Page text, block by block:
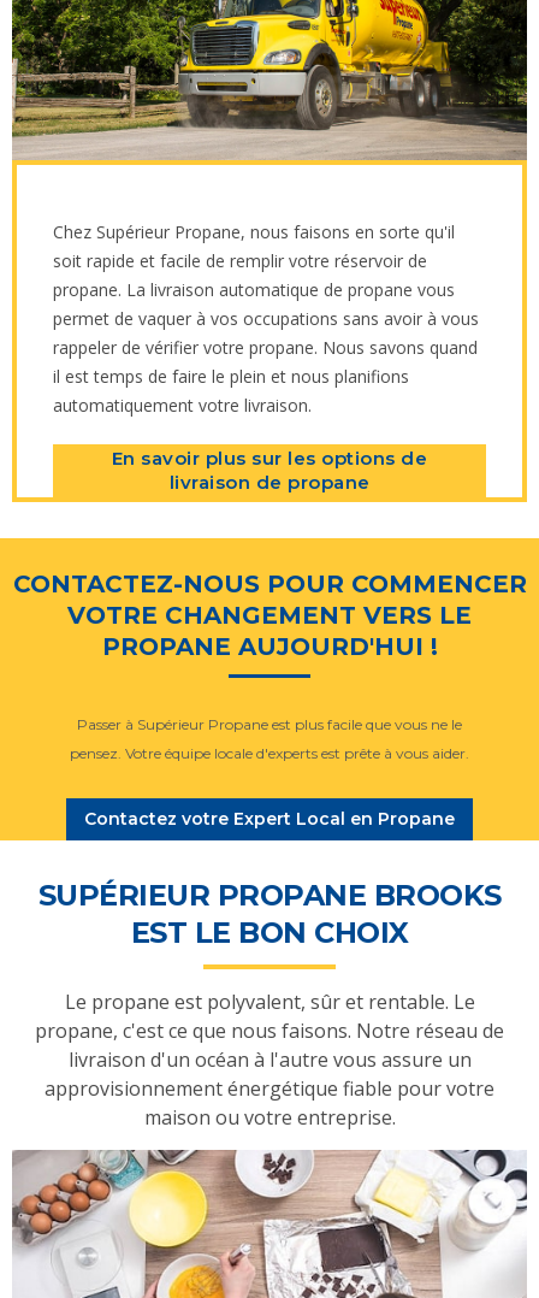
Chez Supérieur Propane, nous faisons en sorte qu'il
soit rapide et facile de remplir votre réservoir de
propane. La livraison automatique de propane vous
permet de vaquer à vos occupations sans avoir à vous
rappeler de vérifier votre propane. Nous savons quand
il est temps de faire le plein et nous planifions
automatiquement votre livraison.
En savoir plus sur les options de
livraison de propane
CONTACTEZ-NOUS POUR COMMENCER
VOTRE CHANGEMENT VERS LE
PROPANE AUJOURD'HUI !
Passer à Supérieur Propane est plus facile que vous ne le
pensez. Votre équipe locale d'experts est prête à vous aider.
Contactez votre Expert Local en Propane
SUPÉRIEUR PROPANE BROOKS
EST LE BON CHOIX
Le propane est polyvalent, sûr et rentable. Le
propane, c'est ce que nous faisons. Notre réseau de
livraison d'un océan à l'autre vous assure un
approvisionnement énergétique fiable pour votre
maison ou votre entreprise.